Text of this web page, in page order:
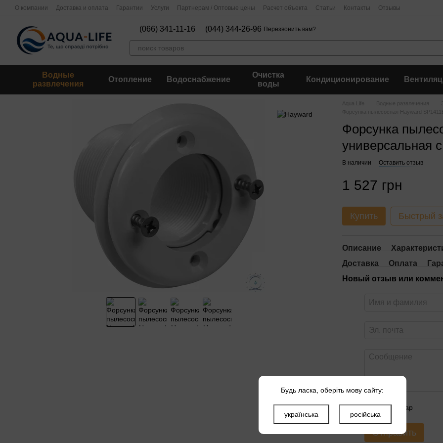
Перейти к основному контенту
О компании Доставка и оплата Гарантии Услуги Партнерам / Оптовые цены Расчет объекта Статьи Контакты Отзывы
(066) 341-11-16 (044) 344-26-96 Перезвонить вам?
Водные
развлечения
Отопление Водоснабжение
Очистка
воды
Кондиционирование
Aqua Life Водные развлечения
Форсунка пылесосная Hayward
Форсунка
универсальная с
В наличии Оставить отзыв
1 527 грн
Купить Быстрый
Описание
Доставка
Оплата
Новый отзыв или
Оцените товар
Отправить
Будь ласка, оберіть мову сайту:
українська російська